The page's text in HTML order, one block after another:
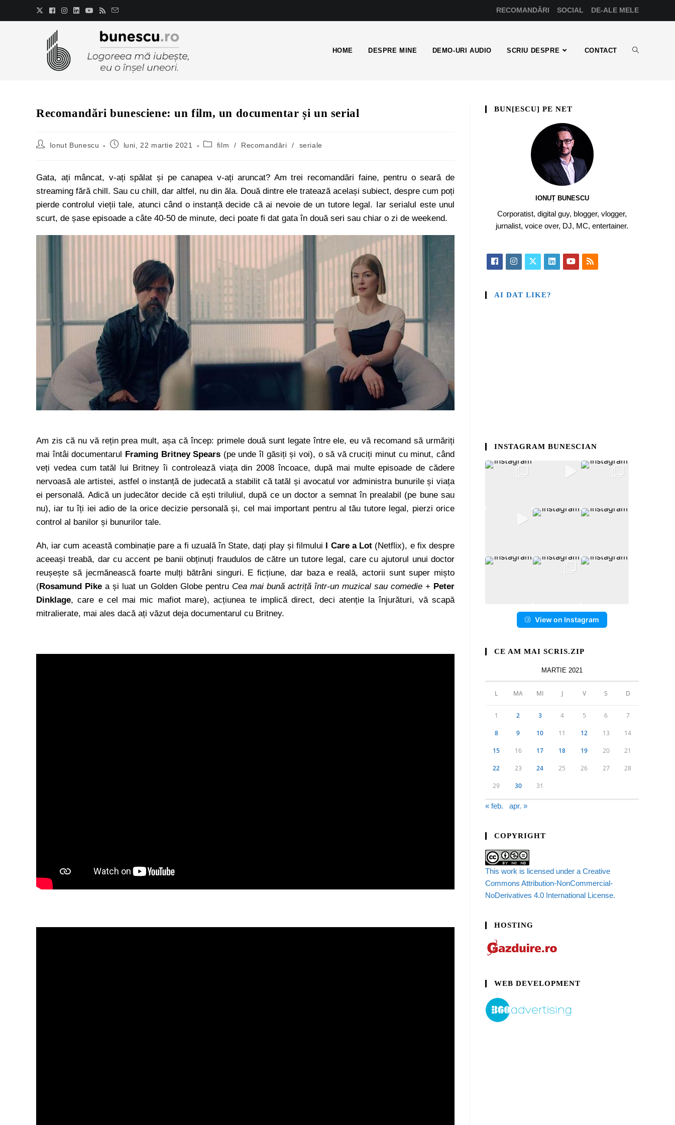
RECOMANDĂRI SOCIAL DE-ALE MELE
HOME DESPRE MINE DEMO-URI AUDIO SCRIU DESPRE CONTACT
Recomandări bunesciene: un film, un documentar și un serial
Ionut Bunescu luni, 22 martie 2021 film / Recomandări / seriale
Gata, ați mâncat, v-ați spălat și pe canapea v-ați aruncat? Am trei recomandări faine, pentru o seară de
streaming fără chill. Sau cu chill, dar altfel, nu din ăla. Două dintre ele tratează același subiect, despre cum poți
pierde controlul vieții tale, atunci când o instanță decide că ai nevoie de un tutore legal. Iar serialul este unul
scurt, de șase episoade a câte 40-50 de minute, deci poate fi dat gata în două seri sau chiar o zi de weekend.
Am zis că nu vă rețin prea mult, așa că încep: primele două sunt legate între ele, eu vă recomand să urmăriți
mai întâi documentarul Framing Britney Spears (pe unde îl găsiți și voi), o să vă cruciți minut cu minut, când
veți vedea cum tatăl lui Britney îi controlează viața din 2008 încoace, după mai multe episoade de cădere
nervoasă ale artistei, astfel o instanță de judecată a stabilit că tatăl și avocatul vor administra bunurile și viața
ei personală. Adică un judecător decide că ești triluliul, după ce un doctor a semnat în prealabil (pe bune sau
nu), iar tu îți iei adio de la orice decizie personală și, cel mai important pentru al tău tutore legal, pierzi orice
control al banilor și bunurilor tale.
Ah, iar cum această combinație pare a fi uzuală în State, dați play și filmului I Care a Lot (Netflix), e fix despre
aceeași treabă, dar cu accent pe banii obținuți fraudulos de către un tutore legal, care cu ajutorul unui doctor
reușește să jecmănească foarte mulți bătrâni singuri. E ficțiune, dar baza e reală, actorii sunt super mișto
(Rosamund Pike a și luat un Golden Globe pentru Cea mai bună actriță într-un muzical sau comedie + Peter
Dinklage, care e cel mai mic mafiot mare), acțiunea te implică direct, deci atenție la înjurături, vă scapă
mitralierate, mai ales dacă ați văzut deja documentarul cu Britney.
BUN[ESCU] PE NET
IONUȚ BUNESCU
Corporatist, digital guy, blogger, vlogger,
jurnalist, voice over, DJ, MC, entertainer.
AI DAT LIKE?
INSTAGRAM BUNESCIAN
View on Instagram
CE AM MAI SCRIS.ZIP
MARTIE 2021
L MA MI J V S D
1 2 3 4 5 6 7
8 9 10 11 12 13 14
15 16 17 18 19 20 21
22 23 24 25 26 27 28
29 30 31
« feb. apr. »
COPYRIGHT
This work is licensed under a Creative
Commons Attribution-NonCommercial-
NoDerivatives 4.0 International License.
HOSTING
WEB DEVELOPMENT